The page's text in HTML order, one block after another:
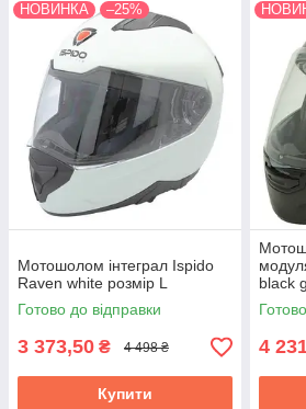
НОВИНКА –25%
Мотошолом інтеграл Ispido
Raven white розмір L
Готово до відправки
3 373,50 ₴ 4 498 ₴
Купити
black
4